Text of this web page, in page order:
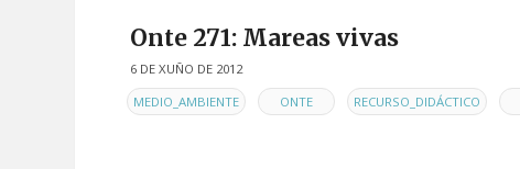
Onte 271: Mareas vivas
6 DE XUÑO DE 2012
ENMEDIO_AMBIENTE ONTE RECURSO_DIDÁCTICO